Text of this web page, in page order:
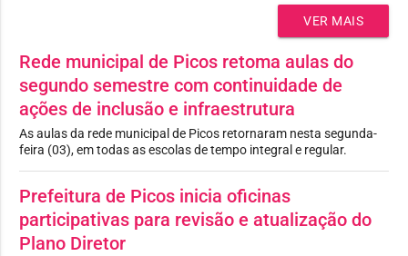
VER MAIS
Rede municipal de Picos retoma aulas do
segundo semestre com continuidade de
ações de inclusão e infraestrutura
As aulas da rede municipal de Picos retornaram nesta segunda-
feira (03), em todas as escolas de tempo integral e regular.
Prefeitura de Picos inicia oficinas
participativas para revisão e atualização do
Plano Diretor